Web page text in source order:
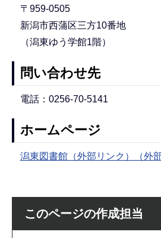
〒959-0505
新潟市西蒲区三方10番地
（潟東ゆう学館1階）
問い合わせ先
電話：0256-70-5141
ホームページ
潟東図書館（外部リンク）（外部
このページの作成担当